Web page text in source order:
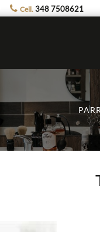
Cell. 348 7508621